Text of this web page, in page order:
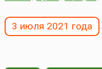
3 июля 2021 года